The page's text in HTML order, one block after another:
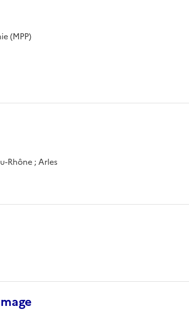
(MPP)
Rhône ; Arles